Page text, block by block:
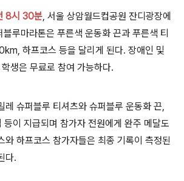
8시 30분 , 서울 상암월드컵공원 잔디광장에
루마라톤은 푸른색 운동화 끈과 푸른색 티
하프코스 등을 달리게 된다. 장애인 및
생은 무료로 참여 가능하다.
레 슈퍼블루 티셔츠와 슈퍼블루 운동화 끈,
등이 지급되며 참가자 전원에게 완주 메달도
하프코스 참가자들은 최종 기록이 측정된
다.